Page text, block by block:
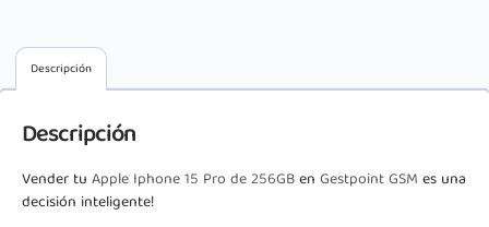
Descripción
Descripción
Vender tu Apple Iphone 15 Pro de 256GBen Gestpoint GSM es una
decisión inteligente!